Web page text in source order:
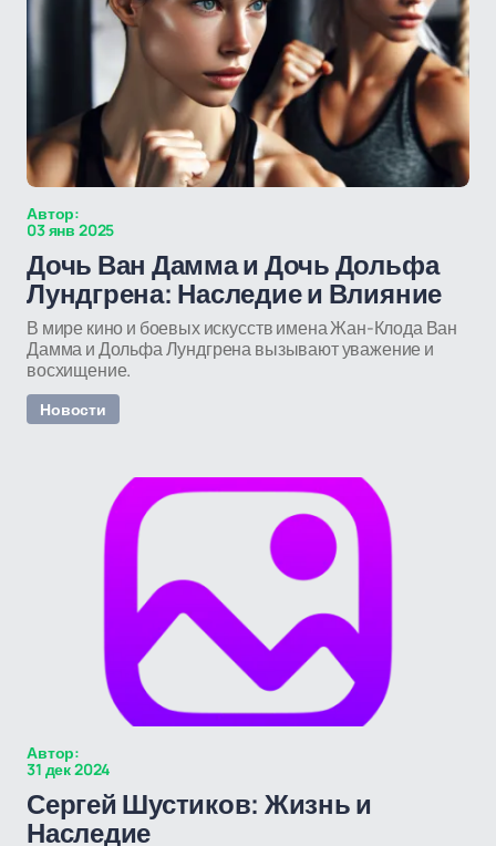
Автор:
03 янв 2025
Дочь Ван Дамма и Дочь Дольфа
Лундгрена: Наследие и Влияние
В мире кино и боевых искусств имена Жан-Клода Ван
Дамма и Дольфа Лундгрена вызывают уважение и
восхищение.
Новости
Автор:
31 дек 2024
Сергей Шустиков: Жизнь и
Наследие